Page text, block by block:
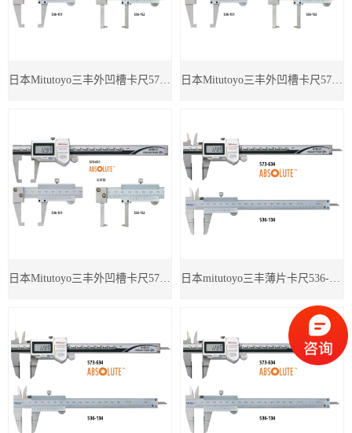
等…… 日本Mitutoyo三丰外凹槽卡尺573-653 日本Mitutoyo三丰外凹槽卡尺573-652
日本Mitutoyo三丰外凹槽卡尺573-651 日本mitutoyo三丰薄片卡尺536-136